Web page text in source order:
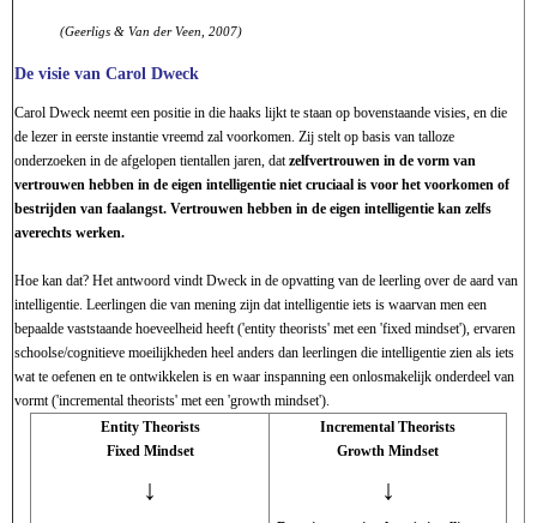
(Geerligs & Van der Veen, 2007)
De visie van Carol Dweck
Carol Dweck neemt een positie in die haaks lijkt te staan op bovenstaande visies, en die
de lezer in eerste instantie vreemd zal voorkomen. Zij stelt op basis van talloze
onderzoeken in de afgelopen tientallen jaren, datzelfvertrouwen in de vorm van
vertrouwen hebben in de eigen intelligentie niet cruciaal is voor het voorkomen of
bestrijden van faalangst. Vertrouwen hebben in de eigen intelligentie kan zelfs
averechts werken.
Hoe kan dat? Het antwoord vindt Dweck in de opvatting van de leerling over de aard van
intelligentie. Leerlingen die van mening zijn dat intelligentie iets is waarvan men een
bepaalde vaststaande hoeveelheid heeft ('entity theorists' met een 'fixed mindset'), ervaren
schoolse/cognitieve moeilijkheden heel anders dan leerlingen die intelligentie zien als iets
wat te oefenen en te ontwikkelen is en waar inspanning een onlosmakelijk onderdeel van
vormt ('incremental theorists' met een 'growth mindset').
Entity Theorists
Fixed Mindset
Incremental Theorists
Growth Mindset
↓ ↓